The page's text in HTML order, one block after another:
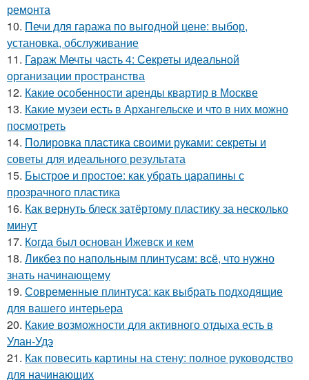
ремонта
10. Печи для гаража по выгодной цене: выбор,
установка, обслуживание
11. Гараж Мечты часть 4: Секреты идеальной
организации пространства
12. Какие особенности аренды квартир в Москве
13. Какие музеи есть в Архангельске и что в них можно
посмотреть
14. Полировка пластика своими руками: секреты и
советы для идеального результата
15. Быстрое и простое: как убрать царапины с
прозрачного пластика
16. Как вернуть блеск затёртому пластику за несколько
минут
17. Когда был основан Ижевск и кем
18. Ликбез по напольным плинтусам: всё, что нужно
знать начинающему
19. Современные плинтуса: как выбрать подходящие
для вашего интерьера
20. Какие возможности для активного отдыха есть в
Улан-Удэ
21. Как повесить картины на стену: полное руководство
для начинающих